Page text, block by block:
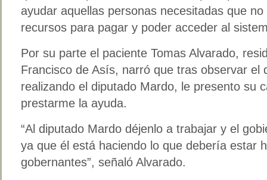
ayudar aquellas personas necesitadas que
recursos para pagar y poder acceder al
Por su parte el paciente Tomas Alvarado,
Francisco de Asís, narró que tras observar el
realizando el diputado Mardo, le presento su
prestarme la ayuda.
“Al diputado Mardo déjenlo a trabajar y el
ya que él está haciendo lo que debería estar
gobernantes”, señaló Alvarado.